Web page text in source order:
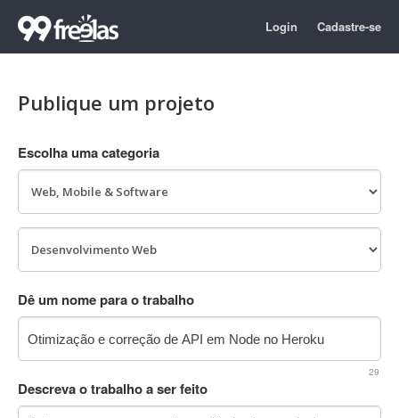
Login Cadastre-se
Publique um projeto
Escolha uma categoria
Dê um nome para o trabalho
29
Descreva o trabalho a ser feito